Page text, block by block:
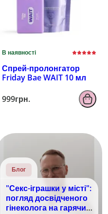
В наявності
Спрей-пролонгатор
Friday Bae WAIT 10 мл
999грн.
Блог
"Секс-іграшки у місті":
погляд досвідченого
гінеколога на гарячий